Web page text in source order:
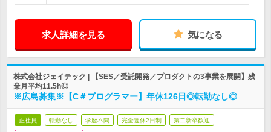
求人詳細を見る 気になる
株式会社ジェイテック | 【SES／受託開発／プロダクトの3事業を展開】残
業月平均11.5h◎
※広島募集※【C＃プログラマー】年休126日◎転勤なし◎
正社員 転勤なし 学歴不問 完全週休2日制 第二新卒歓迎